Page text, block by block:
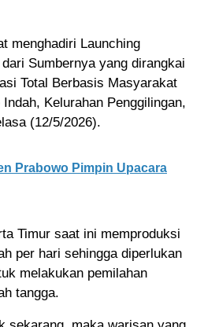
menghadiri Launching
Sumbernya yang dirangkai
Total Berbasis Masyarakat
Kelurahan Penggilingan,
(12/5/2026).
Prabowo Pimpin Upacara
Timur saat ini memproduksi
per hari sehingga diperlukan
melakukan pemilahan
tangga.